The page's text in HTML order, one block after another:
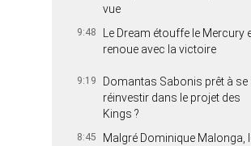
vue
9:48
Le Dream étouffe le Mercury
renoue avec la victoire
9:19
Domantas Sabonis prêt à se
réinvestir dans le projet des
Kings ?
8:45
Malgré Dominique Malonga,